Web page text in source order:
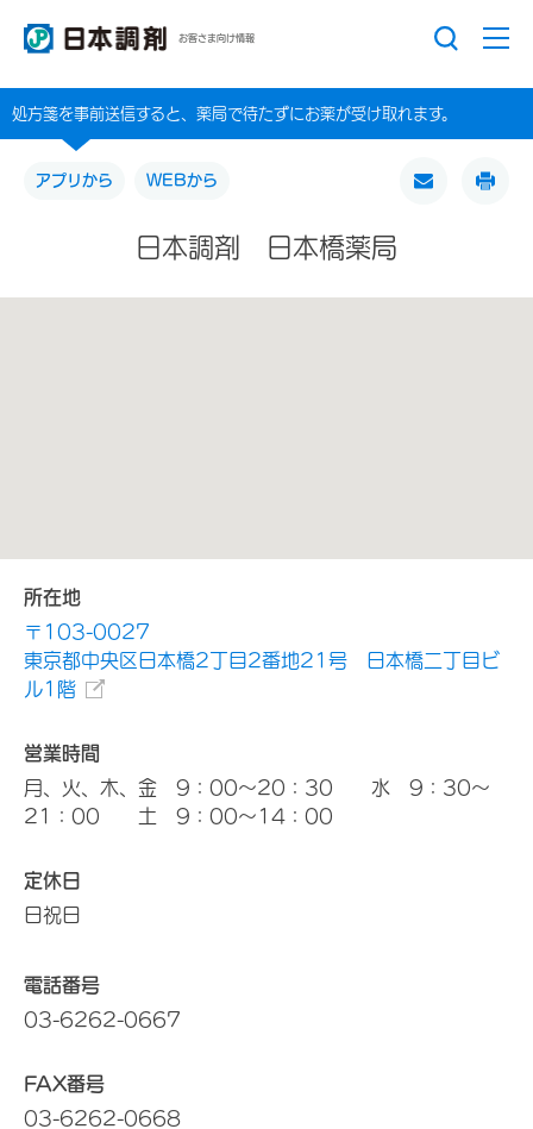
お客さま向け情報
処方箋を事前送信すると、薬局で待たずにお薬が受け取れます。
アプリから WEBから
日本調剤 日本橋薬局
所在地
〒103-0027
東京都中央区日本橋2丁目2番地21号 日本橋二丁目ビ
ル1階
営業時間
月、火、木、金 9：00～20：30 水 9：30～
21：00 土 9：00～14：00
定休日
日祝日
電話番号
03-6262-0667
FAX番号
03-6262-0668